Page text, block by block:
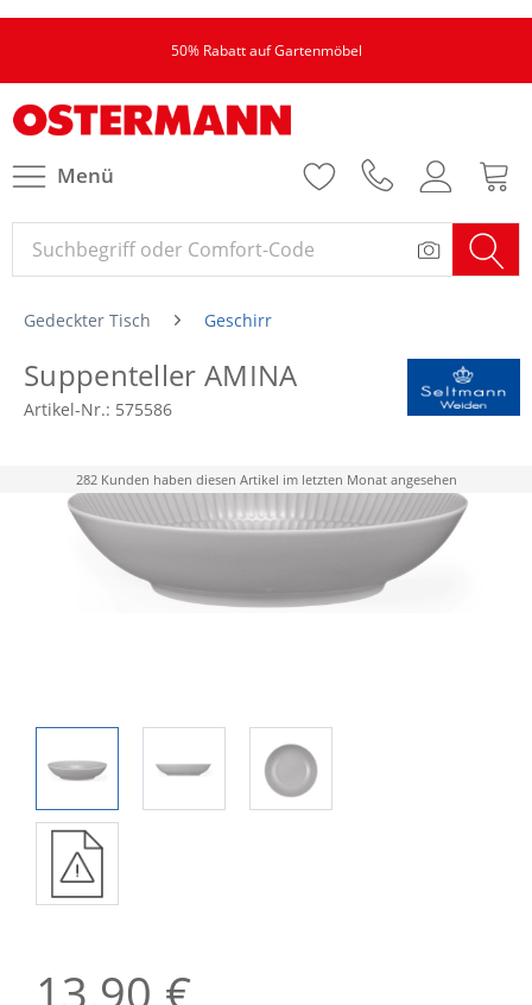
50% Rabatt auf Gartenmöbel
Menü
Gedeckter Tisch Geschirr
Suppenteller AMINA
Artikel-Nr.: 575586
282 Kunden haben diesen Artikel im letzten Monat angesehen
13,90 €